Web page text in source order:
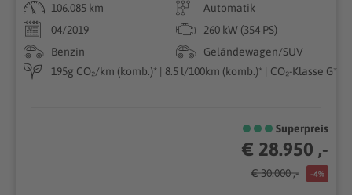
106.085 km
Automatik
04/2019
260 kW (354 PS)
Benzin
Geländewagen/SUV
195g CO₂/km (komb.)* | 8.5 l/100km (komb.)* | CO₂-Klasse G*
Superpreis
€ 28.950 ,-
€ 30.000 ,- -4%